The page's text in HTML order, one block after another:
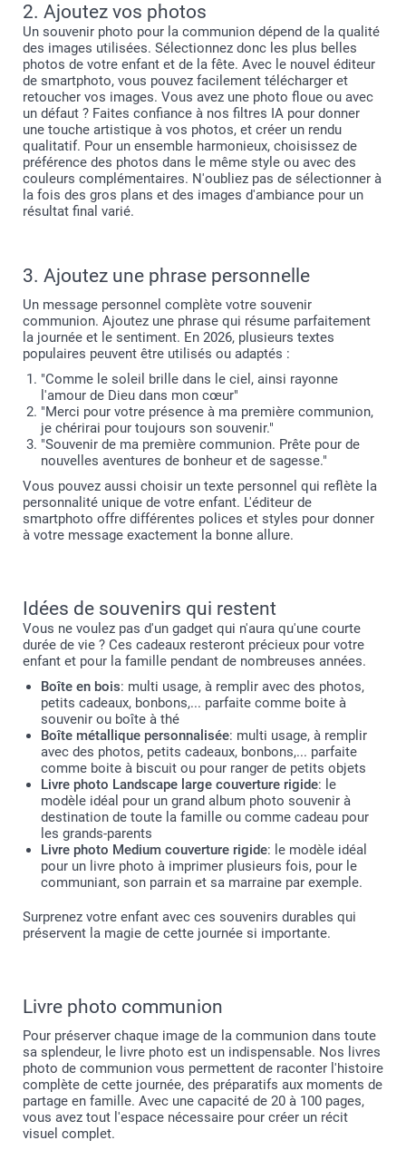
2. Ajoutez vos photos
Un souvenir photo pour la communion dépend de la qualité
des images utilisées. Sélectionnez donc les plus belles
photos de votre enfant et de la fête. Avec le nouvel éditeur
de smartphoto, vous pouvez facilement télécharger et
retoucher vos images. Vous avez une photo floue ou avec
un défaut ? Faites confiance à nos filtres IA pour donner
une touche artistique à vos photos, et créer un rendu
qualitatif. Pour un ensemble harmonieux, choisissez de
préférence des photos dans le même style ou avec des
couleurs complémentaires. N'oubliez pas de sélectionner à
la fois des gros plans et des images d'ambiance pour un
résultat final varié.
3. Ajoutez une phrase personnelle
Un message personnel complète votre souvenir
communion. Ajoutez une phrase qui résume parfaitement
la journée et le sentiment. En 2026, plusieurs textes
populaires peuvent être utilisés ou adaptés :
"Comme le soleil brille dans le ciel, ainsi rayonne
l'amour de Dieu dans mon cœur"
"Merci pour votre présence à ma première communion,
je chérirai pour toujours son souvenir."
"Souvenir de ma première communion. Prête pour de
nouvelles aventures de bonheur et de sagesse."
Vous pouvez aussi choisir un texte personnel qui reflète la
personnalité unique de votre enfant. L'éditeur de
smartphoto offre différentes polices et styles pour donner
à votre message exactement la bonne allure.
Idées de souvenirs qui restent
Vous ne voulez pas d'un gadget qui n'aura qu'une courte
durée de vie ? Ces cadeaux resteront précieux pour votre
enfant et pour la famille pendant de nombreuses années.
Boîte en bois: multi usage, à remplir avec des photos,
petits cadeaux, bonbons,... parfaite comme boite à
souvenir ou boîte à thé
Boîte métallique personnalisée: multi usage, à remplir
avec des photos, petits cadeaux, bonbons,... parfaite
comme boite à biscuit ou pour ranger de petits objets
Livre photo Landscape large couverture rigide: le
modèle idéal pour un grand album photo souvenir à
destination de toute la famille ou comme cadeau pour
les grands-parents
Livre photo Medium couverture rigide: le modèle idéal
pour un livre photo à imprimer plusieurs fois, pour le
communiant, son parrain et sa marraine par exemple.
Surprenez votre enfant avec ces souvenirs durables qui
préservent la magie de cette journée si importante.
Livre photo communion
Pour préserver chaque image de la communion dans toute
sa splendeur, le livre photo est un indispensable. Nos livres
photo de communion vous permettent de raconter l'histoire
complète de cette journée, des préparatifs aux moments de
partage en famille. Avec une capacité de 20 à 100 pages,
vous avez tout l'espace nécessaire pour créer un récit
visuel complet.